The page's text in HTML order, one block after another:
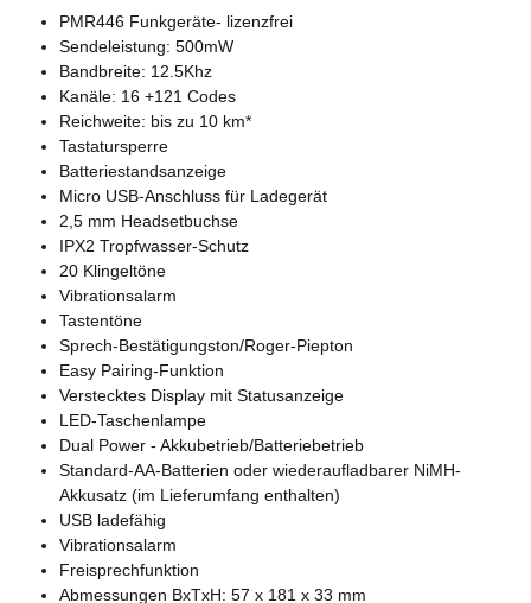
PMR446 Funkgeräte- lizenzfrei
Sendeleistung: 500mW
Bandbreite: 12.5Khz
Kanäle: 16 +121 Codes
Reichweite: bis zu 10 km*
Tastatursperre
Batteriestandsanzeige
Micro USB-Anschluss für Ladegerät
2,5 mm Headsetbuchse
IPX2 Tropfwasser-Schutz
20 Klingeltöne
Vibrationsalarm
Tastentöne
Sprech-Bestätigungston/Roger-Piepton
Easy Pairing-Funktion
Verstecktes Display mit Statusanzeige
LED-Taschenlampe
Dual Power - Akkubetrieb/Batteriebetrieb
Standard-AA-Batterien oder wiederaufladbarer NiMH-
Akkusatz (im Lieferumfang enthalten)
USB ladefähig
Vibrationsalarm
Freisprechfunktion
Abmessungen BxTxH: 57 x 181 x 33 mm